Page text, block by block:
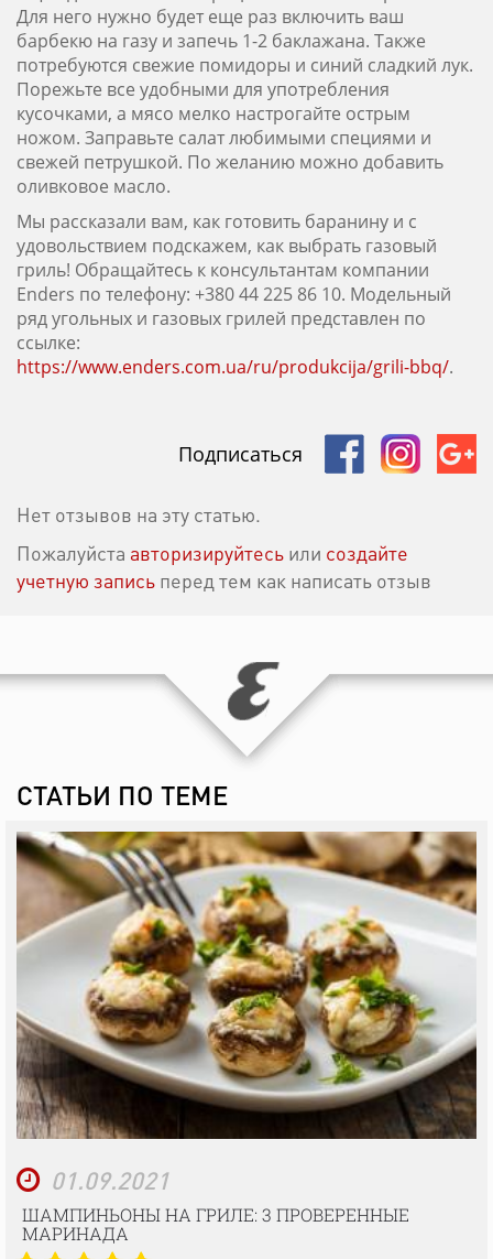
Для него нужно будет еще раз включить ваш
барбекю на газу и запечь 1-2 баклажана. Также
потребуются свежие помидоры и синий сладкий лук.
Порежьте все удобными для употребления
кусочками, а мясо мелко настрогайте острым
ножом. Заправьте салат любимыми специями и
свежей петрушкой. По желанию можно добавить
оливковое масло.
Мы рассказали вам, как готовить баранину и с
удовольствием подскажем, как выбрать газовый
гриль! Обращайтесь к консультантам компании
Enders по телефону: +380 44 225 86 10. Модельный
ряд угольных и газовых грилей представлен по
ссылке:
https://www.enders.com.ua/ru/produkcija/grili-bbq/.
Подписаться
Нет отзывов на эту статью.
Пожалуйста авторизируйтесь или создайте
учетную запись перед тем как написать отзыв
СТАТЬИ ПО ТЕМЕ
01.09.2021
ШАМПИНЬОНЫ НА ГРИЛЕ: 3 ПРОВЕРЕННЫЕ
МАРИНАДА